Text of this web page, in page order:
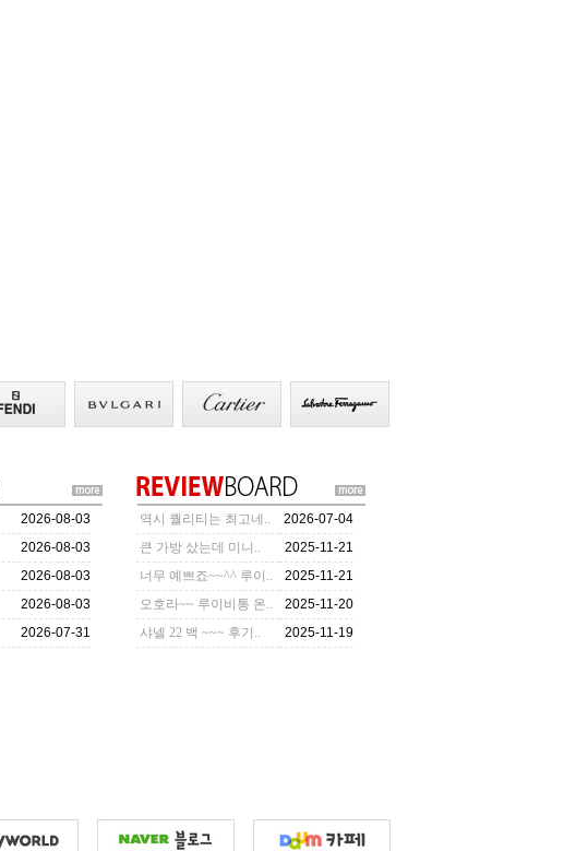
2026-08-03
2026-08-03
2026-08-03
2026-08-03
2026-07-31
역시 퀄리티는 최고네..
2026-07-04
큰 가방 샀는데 미니..
2025-11-21
너무 예쁘죠~~^^ 루이..
2025-11-21
오호라~~ 루이비통 온..
2025-11-20
샤넬 22 백 ~~~ 후기..
2025-11-19